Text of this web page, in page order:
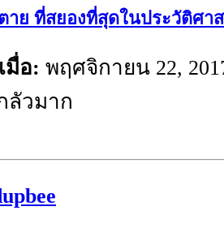
าย ที่สยองที่สุดในประวัติศา
มื่อ: พฤศจิกายน 22,
ลัวมาก